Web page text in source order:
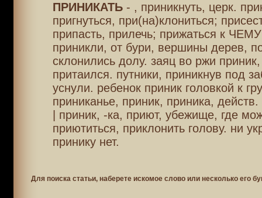
ПРИНИКАТЬ- , приникнуть, церк.
пригнуться, при(на)клониться;
припасть, прилечь; прижаться к
приникли, от бури, вершины дерев,
склонились долу. заяц во ржи
притаился. путники, приникнув под
уснули. ребенок приник головкой к
приниканье, приник, приника, действ.
| приник, -ка, приют, убежище, где
приютиться, приклонить голову. ни
принику нет.
Для поиска статьи, наберете искомое слово или несколько его